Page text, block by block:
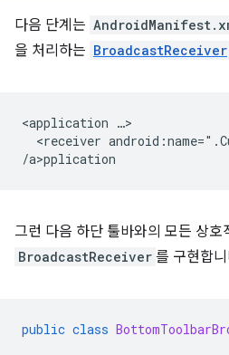
다음 단계는
을 처리하는 BroadcastReceiver
<application
<receiver
/a>p
그런 다음 하단 툴바와의 모든 상호
BroadcastReceiver 를 구현합
public class